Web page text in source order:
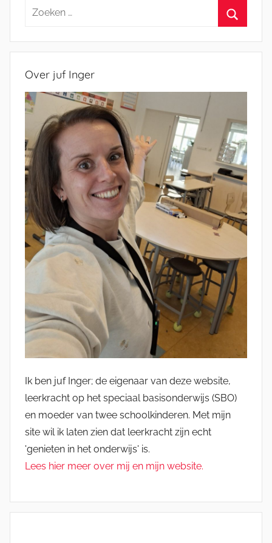
Zoeken
Over juf Inger
Ik ben juf Inger; de eigenaar van deze website,
leerkracht op het speciaal basisonderwijs (SBO)
en moeder van twee schoolkinderen. Met mijn
site wil ik laten zien dat leerkracht zijn echt
'genieten in het onderwijs' is.
Lees hier meer over mij en mijn website.